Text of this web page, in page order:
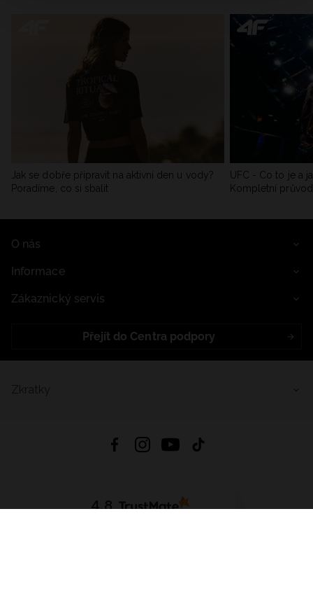
Jak se dobře připravit na aktivní den u vody?
Poradíme, co si sbalit
UFC - Co to je a
Kompletní
O nás
Informace
Zákaznický servis
Přejít do Centra podpory
4.8